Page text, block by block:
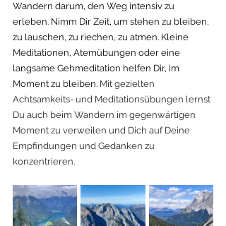
Wandern darum, den Weg intensiv zu
erleben. Nimm Dir Zeit, um stehen zu bleiben,
zu lauschen, zu riechen, zu atmen. Kleine
Meditationen, Atemübungen oder eine
langsame Gehmeditation helfen Dir, im
Moment zu bleiben. Mit gezielten
Achtsamkeits- und Meditationsübungen lernst
Du auch beim Wandern im gegenwärtigen
Moment zu verweilen und Dich auf Deine
Empfindungen und Gedanken zu
konzentrieren.